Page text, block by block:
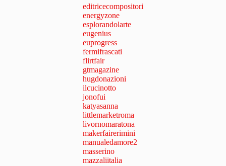
editricecompositori
energyzone
esplorandolarte
eugenius
euprogress
fermifrascati
flirtfair
gtmagazine
hugdonazioni
ilcucinotto
jonofui
katyasanna
littlemarketroma
livornomaratona
makerfairerimini
manualedamore2
masserino
mazzaliitalia